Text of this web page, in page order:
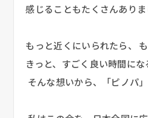
感じることもたくさんありま
もっと近くにいられたら、
きっと、すごく良い時間に
そんな想いから、「ピノパ